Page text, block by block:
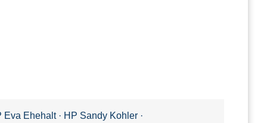
Eva Ehehalt · HP Sandy Kohler ·